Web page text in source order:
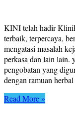
KINI telah hadir
terbaik, terpercaya,
mengatasi masalah
perkasa dan lain lain.
pengobatan yang
dengan ramuan
Read More »